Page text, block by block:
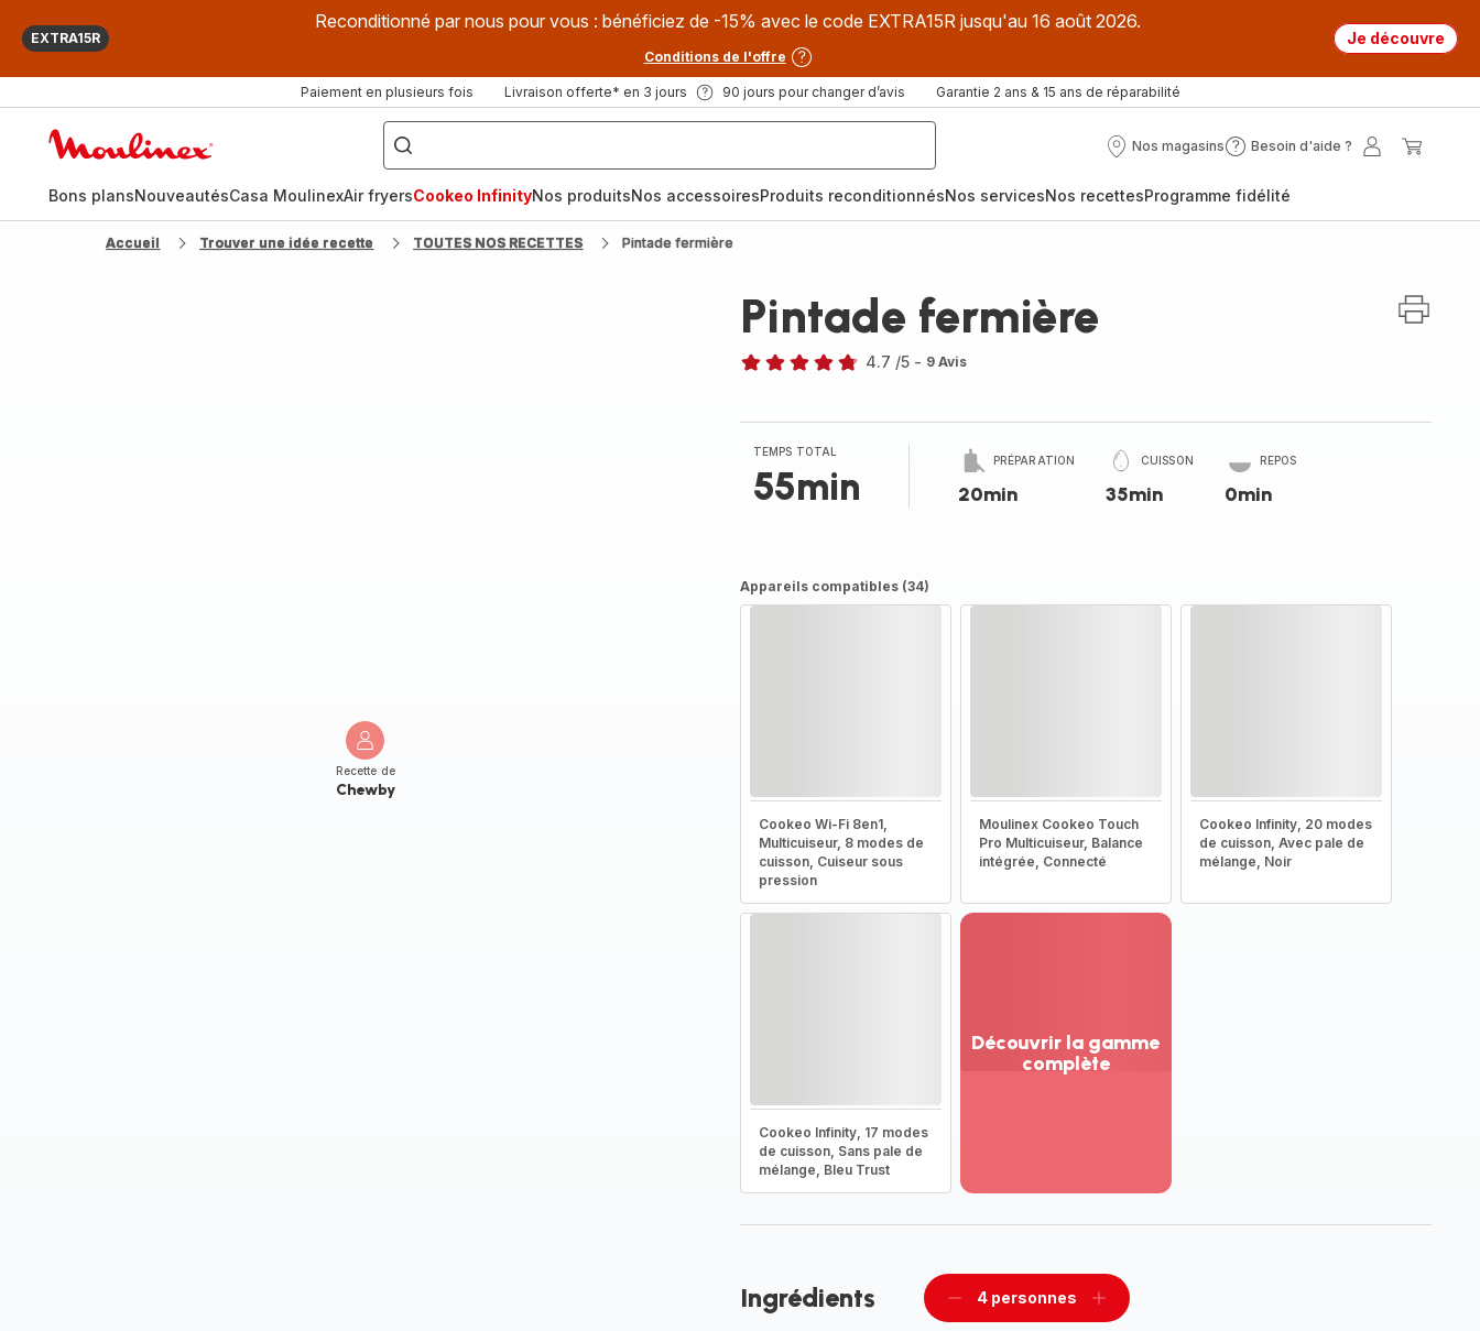
EXTRA15R
Reconditionné par nous pour vous : bénéficiez de -15% avec le code EXTRA15R jusqu'au 16 août 2026.
Conditions de l'offre
Je découvre
Paiement en plusieurs fois Livraison offerte* en 3 jours 90 jours pour changer d’avis Garantie 2 ans & 15 ans de réparabilité
["Que
recherchez-
vous
?",
fryer",
"Companion"]
Nos magasins
Nos
Besoin d'aide ?
Besoin
?
Mon
Bons plansNouveautésCasa MoulinexAir fryersCookeo InfinityNos produitsNos accessoiresProduits reconditionnésNos servicesNos recettesProgramme fidélité
Accueil Trouver une idée recette TOUTES NOS RECETTES Pintade fermière
Recette de
Chewby
Pintade fermière
4.7 /5 - 9 Avis
TEMPS TOTAL
55min
PRÉPARATION
20min
CUISSON
35min
REPOS
0min
Appareils compatibles (34)
Cookeo Wi-Fi 8en1,
Multicuiseur, 8 modes de
cuisson, Cuiseur sous
pression
Moulinex Cookeo Touch
Pro Multicuiseur, Balance
intégrée, Connecté
Cookeo Infinity, 20 modes
de cuisson, Avec pale de
mélange, Noir
Cookeo Infinity, 17 modes
de cuisson, Sans pale de
mélange, Bleu Trust
Découvrir la gamme
complète
gamme
Ingrédients
Supprimer
4 personnes
Ajouter